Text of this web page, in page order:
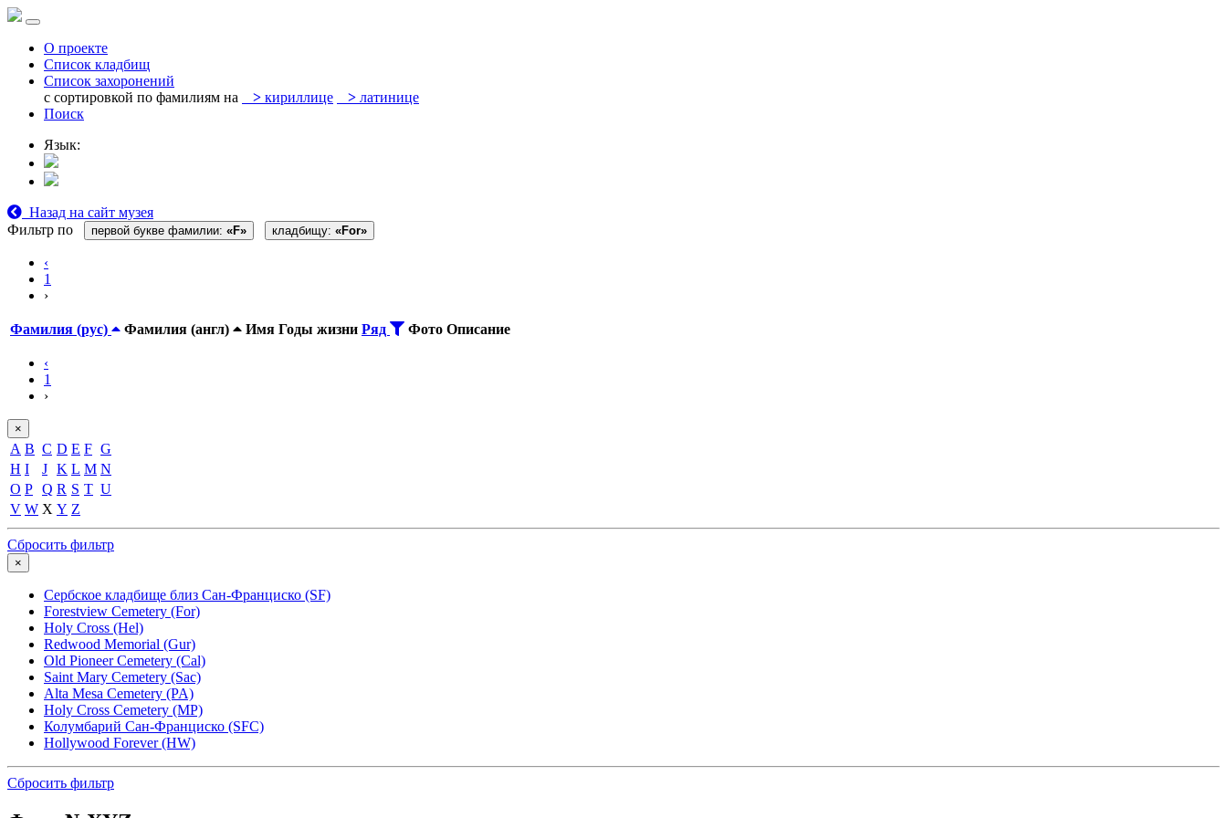
О проекте
Список кладбищ
Список захоронений
с сортировкой по фамилиям на
> кириллице > латинице
Поиск
Язык:
Назад на сайт музея
Фильтр по
первой букве фамилии: «F» кладбищу: «For»
‹
1
›
Фамилия (рус) Фамилия (англ) Имя Годы жизни Ряд Фото Описание
‹
1
›
×
A B C D E F G
H I J K L M N
O P Q R S T U
V W X Y Z
Сбросить фильтр
×
Сербское кладбище близ Сан-Франциско (SF)
Forestview Cemetery (For)
Holy Cross (Hel)
Redwood Memorial (Gur)
Old Pioneer Cemetery (Cal)
Saint Mary Cemetery (Sac)
Alta Mesa Cemetery (PA)
Holy Cross Cemetery (MP)
Колумбарий Сан-Франциско (SFC)
Hollywood Forever (HW)
Сбросить фильтр